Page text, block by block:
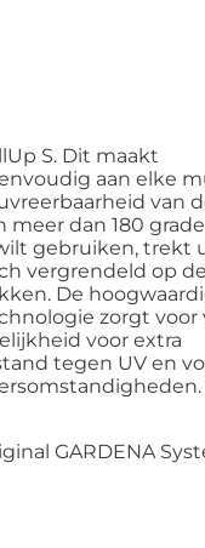
S. Dit maakt
aan elke
van
dan 180
gebruiken, trekt
vergrendeld op
De
zorgt voor
voor extra
tegen UV en
GARDENA